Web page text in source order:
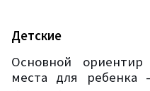
Детские
Основной
места для ребенка